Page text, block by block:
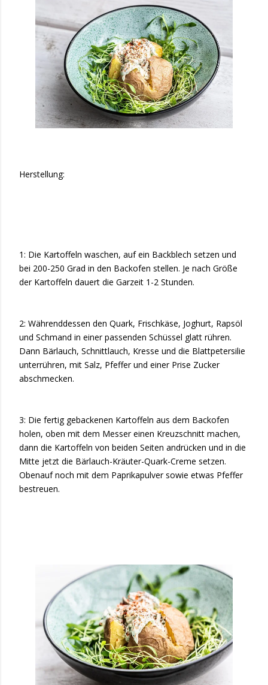
Herstellung:
1: Die Kartoffeln waschen, auf ein Backblech setzen und
bei 200-250 Grad in den Backofen stellen. Je nach Größe
der Kartoffeln dauert die Garzeit 1-2 Stunden.
2: Währenddessen den Quark, Frischkäse, Joghurt, Rapsöl
und Schmand in einer passenden Schüssel glatt rühren.
Dann Bärlauch, Schnittlauch, Kresse und die Blattpetersilie
unterrühren, mit Salz, Pfeffer und einer Prise Zucker
abschmecken.
3: Die fertig gebackenen Kartoffeln aus dem Backofen
holen, oben mit dem Messer einen Kreuzschnitt machen,
dann die Kartoffeln von beiden Seiten andrücken und in die
Mitte jetzt die Bärlauch-Kräuter-Quark-Creme setzen.
Obenauf noch mit dem Paprikapulver sowie etwas Pfeffer
bestreuen.